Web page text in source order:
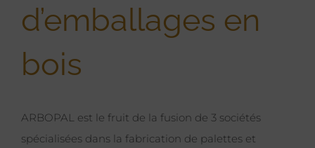
d’emballages en
bois
ARBOPAL est le fruit de la fusion de 3 sociétés
spécialisées dans la fabrication de palettes et